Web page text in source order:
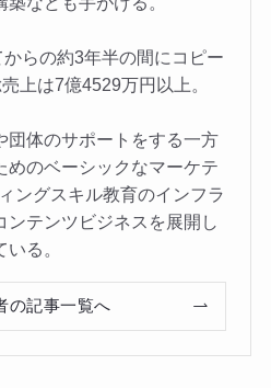
らの約3年半の間にコピー
上は7億4529万円以上。
団体のサポートをする一方
めのベーシックなマーケテ
ングスキル教育のインフラ
ンテンツビジネスを展開し
いる。
の記事一覧へ